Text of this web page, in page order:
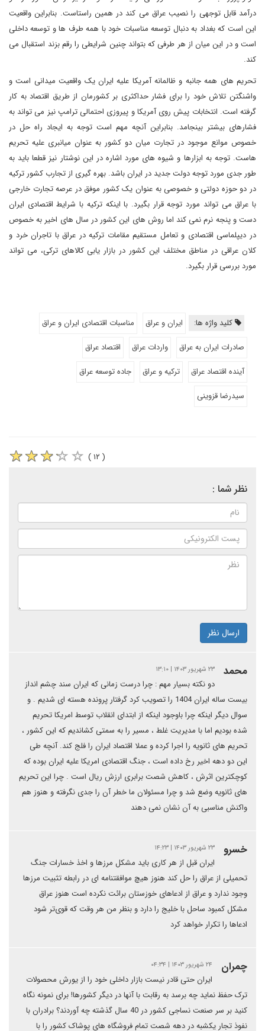
درآمد قابل توجهی را نصیب عراق می کند در همین راستاست. بنابراین واقعیت
این است که بغداد به دنبال توسعه مناسبات خود با همه طرف ها و توسعه داخلی
است و در این میان از هر طرفی که بتواند چنین شرایطی را رقم بزند استقبال می
کند.
تحریم های همه جانبه و ظالمانه آمریکا علیه ایران یک واقعیت میدانی است و
واشنگتن تلاش خود را برای فشار حداکثری بر کشورمان از طریق اقتصاد به کار
گرفته است. انتخابات پیش روی آمریکا و پیروزی احتمالی ترامپ نیز می تواند به
فشارهای بیشتر بینجامد. بنابراین آنچه مهم است توجه به ایجاد راه حل در
خصوص موانع موجود در تجارت میان دو کشور به عنوان میانبری علیه تحریم
هاست. توجه به ابزارها و شیوه های مورد اشاره در این نوشتار نیز قطعا باید به
طور جدی مورد توجه دولت جدید در ایران باشد. بهره گیری از تجارب کشور ترکیه
در دو حوزه دولتی و خصوصی به عنوان یک کشور موفق در عرصه تجارت خارجی
با عراق می تواند مورد توجه قرار بگیرد. با اینکه ترکیه با شرایط اقتصادی ایران
دست و پنجه نرم نمی کند اما روش های این کشور در سال های اخیر به خصوص
در دیپلماسی اقتصادی و تعامل مستقیم مقامات ترکیه در عراق با تاجران خرد و
کلان عراقی در مناطق مختلف این کشور در بازار یابی کالاهای ترکی، می تواند
مورد بررسی قرار بگیرد.
کلید واژه ها: ایران و عراق
مناسبات اقتصادی ایران و عراق
صادرات ایران به عراق
واردات عراق
اقتصاد عراق
آینده اقتصاد عراق
ترکیه و عراق
جاده توسعه عراق
سیدرضا قزوینی
( ۱۲ )
نظر شما :
ارسال نظر
محمد ۲۳ شهریور ۱۴۰۳ | ۱۳:۱۰
دو نکته بسیار مهم : چرا درست زمانی که ایران سند چشم انداز
بیست ساله ایران 1404 را تصویب کرد گرفتار پرونده هسته ای شدیم . و
سوال دیگر اینکه چرا باوجود اینکه از ابتدای انقلاب توسط امریکا تحریم
شده بودیم اما با مدیریت غلط ، مسیر را به سمتی کشاندیم که این کشور ،
تحریم های ثانویه را اجرا کرده و عملا اقتصاد ایران را فلج کند. آنچه طی
این دو دهه اخیر رخ داده است ، جنگ اقتصادی امریکا علیه ایران بوده که
کوچکترین اثرش ، کاهش شصت برابری ارزش ریال است . چرا این تحریم
های ثانویه وضع شد و چرا مسئولان ما خطر آن را جدی نگرفته و هنوز هم
واکنش مناسبی به آن نشان نمی دهند
خسرو ۲۳ شهریور ۱۴۰۳ | ۱۴:۲۳
ایران قبل از هر کاری باید مشکل مرزها و اخذ خسارات جنگ
تحمیلی از عراق را حل کند هنوز هیچ موافقتنامه ای در رابطه تثبیت مرزها
وجود ندارد و عراق از ادعاهای خوزستان برائت نکرده است هنوز عراق
مشکل کمبود ساحل با خلیج را دارد و بنظر من هر وقت که قوی‌تر شود
ادعاها را تکرار خواهد کرد
چمران ۲۴ شهریور ۱۴۰۳ | ۰۴:۳۴
ایران حتی قادر نیست بازار داخلی خود را از یورش محصولات
ترک حفظ نماید چه برسد به رقابت با آنها در دیگر کشورها! برای نمونه نگاه
کنید بر سر صنعت نساجی کشور در 40 سال گذشته چه آوردند؟ برادران با
نفوذ تجار یکشبه در دهه شصت تمام فروشگاه های پوشاک کشور را با